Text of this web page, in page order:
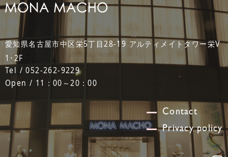
愛知県名古屋市中区栄5丁目28-19 アルティメイトタワー栄V
1･2F
Tel / 052-262-9229
Open / 11：00～20：00
Contact
Privacy policy